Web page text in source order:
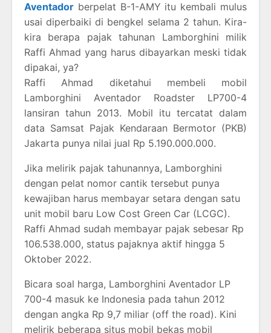
Aventador berpelat B-1-AMY itu kembali mulus
usai diperbaiki di bengkel selama 2 tahun. Kira-
kira berapa pajak tahunan Lamborghini milik
Raffi Ahmad yang harus dibayarkan meski tidak
dipakai, ya?
Raffi Ahmad diketahui membeli mobil
Lamborghini Aventador Roadster LP700-4
lansiran tahun 2013. Mobil itu tercatat dalam
data Samsat Pajak Kendaraan Bermotor (PKB)
Jakarta punya nilai jual Rp 5.190.000.000.
Jika melirik pajak tahunannya, Lamborghini
dengan pelat nomor cantik tersebut punya
kewajiban harus membayar setara dengan satu
unit mobil baru Low Cost Green Car (LCGC).
Raffi Ahmad sudah membayar pajak sebesar Rp
106.538.000, status pajaknya aktif hingga 5
Oktober 2022.
Bicara soal harga, Lamborghini Aventador LP
700-4 masuk ke Indonesia pada tahun 2012
dengan angka Rp 9,7 miliar (off the road). Kini
melirik beberapa situs mobil bekas mobil